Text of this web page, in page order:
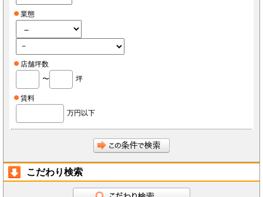
業態
店舗坪数
〜
坪
賃料
万円以下
こだわり検索